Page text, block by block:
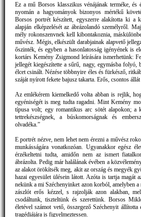
Ez a mű Borsos klasszikus vénájának terméke,
nyomán a hagyományok bizonyos mértékű
Borsos portrét készített, egyszerre alakította ki a
alapján elképzelését az ábrázolandó személyről.
mély rokonszenvnek kell kibontakoznia,
művész. Mégis, elkészült darabjainak alapvető
őszinték, és egyben a hasonlatosság igényének is
kortárs Kemény Zsigmond leírására ismerhetünk:
jellegét kiegészítette a sűrű, nagy, egymásba
élcet csinált. Nézése többnyire éles és fürkésző,
száját nyírott fekete bajusz takarta. Erős, csontos
Az emlékérem kiemelkedő volta abban is rejlik,
egyéniségét is meg tudta ragadni. Mint Kemény
típusa volt; egy romantikus arc sötét alapokon; a
tettrekészségnek, a búskomorságnak és
olvadéka.”
E portrét nézve, nem lehet nem érezni a művész
munkásságára vonatkozóan. Ugyanakkor egész
érzékeltetni tudta, amidőn nem az ismert
ábrázolta. Pedig már halálának évében a
az alakot örökítsék meg, akit az ország és megyék
hazai egyesület ülésein látott. Azóta is tartja magát
nekünk a mi Széchenyinket azon korból, amelyben
zászlót erős kézzel, s rajzolják azon alakban,
csodáltunk, tiszteltünk és szerettünk. Borsos
életével számot vető, összegező Széchenyit
tragédiájára is figyelmeztessen.